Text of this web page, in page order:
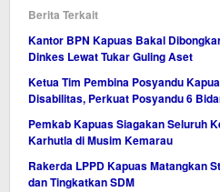
Berita Terkait
Kantor BPN Kapuas Bakal
Dinkes Lewat Tukar Guling Aset
Ketua Tim Pembina Posyandu
Disabilitas, Perkuat Posyandu 6
Pemkab Kapuas Siagakan Seluruh
Karhutla di Musim Kemarau
Rakerda LPPD Kapuas Matangkan
dan Tingkatkan SDM